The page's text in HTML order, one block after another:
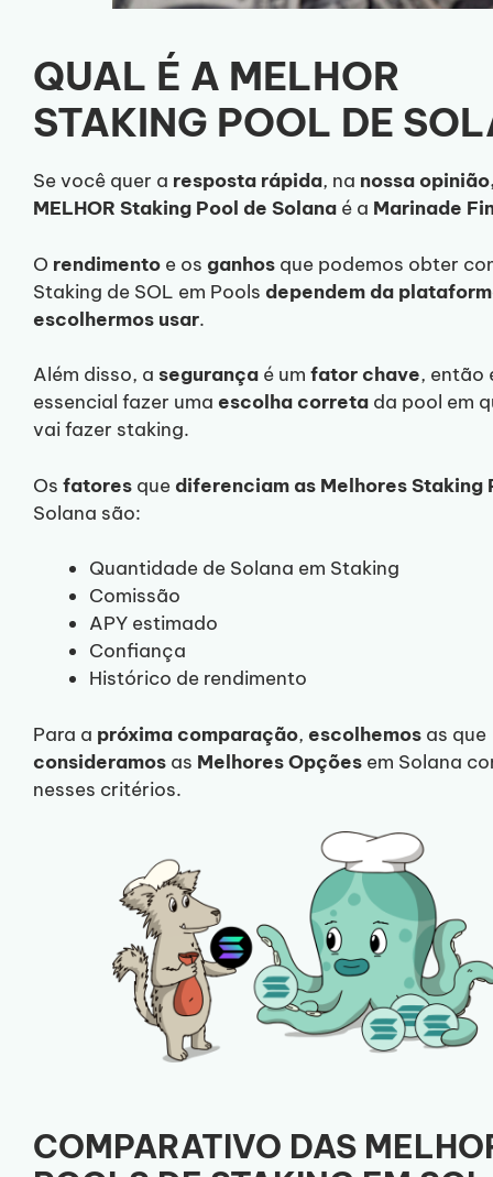
QUAL É A MELHOR
STAKING POOL DE
Se você quer a resposta rápida, na nossa
MELHOR Staking Pool de Solana é a Marinade
O rendimento e os ganhos que podemos obter
Staking de SOL em Pools dependem da
escolhermos usar.
Além disso, a segurança é um fatorchave, então
essencial fazer uma escolhacorreta da pool em
vai fazer staking.
Os fatores que diferenciam as Melhores Staking
Solana são:
Quantidade de Solana em Staking
Comissão
APY estimado
Confiança
Histórico de rendimento
Para a próximacomparação, escolhemos as que
consideramos as Melhores Opções em Solana
nesses critérios.
COMPARATIVO DAS